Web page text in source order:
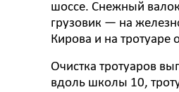
шоссе. Снежный
грузовик — на
Кирова и на тротуаре
Очистка тротуаров
вдоль школы 10,